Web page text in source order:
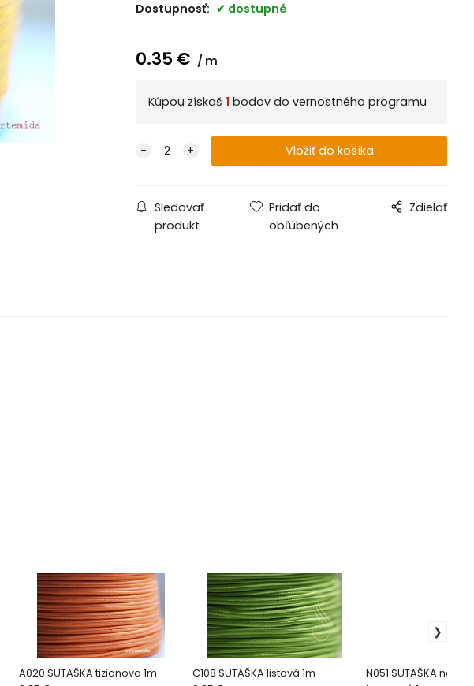
Dostupnosť: dostupné
0.35 € m
Kúpou získaš 1 bodov do vernostného programu
Sledovať
produkt
Pridať do
obľúbených
Zdielať
A020 SUTAŠKA tizianova 1m
C108 SUTAŠKA listová 1m
N051 SUTAŠKA